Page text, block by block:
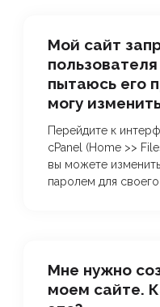
Мой сайт
пытаюсь его
могу
Перейдите к
cPanel (Home >>
вы можете
паролем для
Мне нужно
моем сайте.